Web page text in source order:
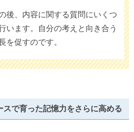
後、内容に関する質問にいくつ
います。自分の考えと向き合う
を促すのです。
スで育った記憶力をさらに高める